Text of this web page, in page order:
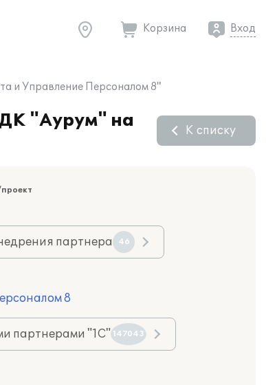
Корзина Вход
и Управление Персоналом 8"
"Аурум" на
К списку
партнера 46
8
партнерами "1С" 147043